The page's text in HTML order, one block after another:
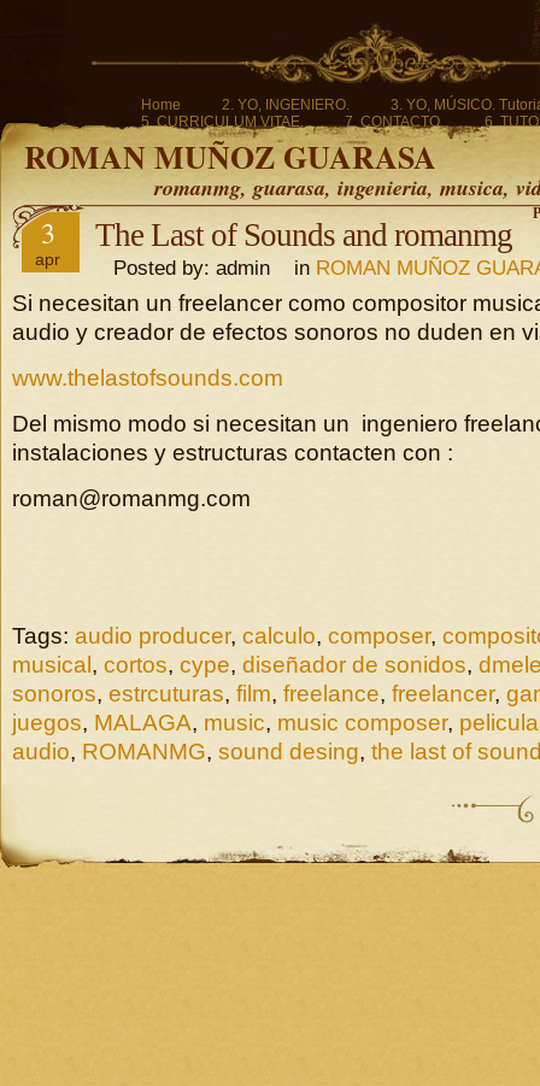
Home 2. YO, INGENIERO.
3. YO, MÚSICO.
5. CURRICULUM VITAE.
7. CONTACTO. 6.
ROMAN MUÑOZ GUARASA
romanmg, guarasa, ingenieria, musica,
3
apr
The Last of Sounds and romanmg
Posted by: admin in ROMAN MUÑOZ
Si necesitan un freelancer como compositor
audio y creador de efectos sonoros no duden en
www.thelastofsounds.com
Del mismo modo si necesitan un ingeniero
instalaciones y estructuras contacten con :
roman@romanmg.com
Tags: audio producer, calculo, composer,
musical , cortos, cype, diseñador de sonidos,
sonoros, estrcuturas, film, freelance, freelancer,
juegos, MALAGA, music, music composer,
audio, ROMANMG, sound desing, the last of